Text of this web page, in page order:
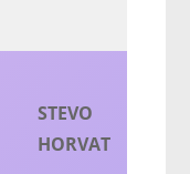
STEVO
HORVAT